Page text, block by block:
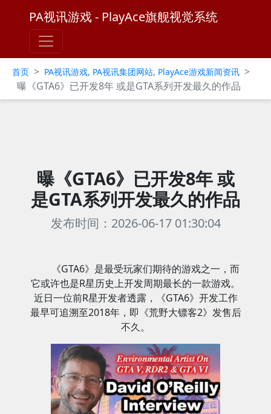
PA视讯游戏 - PlayAce旗舰视觉系统
首页 > PA视讯游戏, PA视讯集团网站, PlayAce游戏新闻资讯 >
曝《GTA6》已开发8年 或是GTA系列开发最久的作品
曝《GTA6》已开发8年 或
是GTA系列开发最久的作品
发布时间：2026-06-17 01:30:04
《GTA6》是最受玩家们期待的游戏之一，而
它或许也是R星历史上开发周期最长的一款游戏。
近日一位前R星开发者透露，《GTA6》开发工作
最早可追溯至2018年，即《荒野大镖客2》发售后
不久。